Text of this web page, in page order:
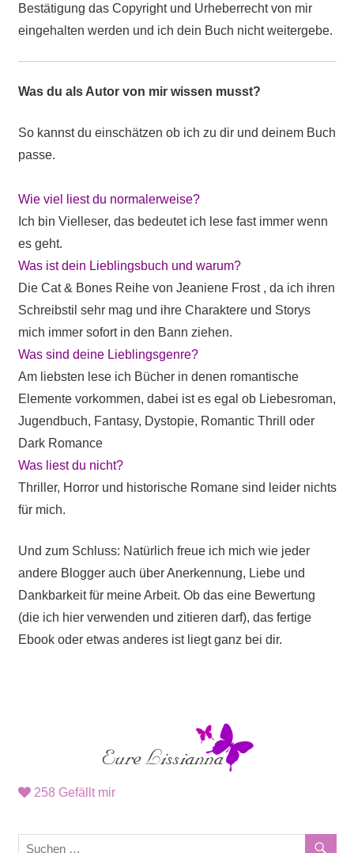
Bestätigung das Copyright und Urheberrecht von mir
eingehalten werden und ich dein Buch nicht weitergebe.
Was du als Autor von mir wissen musst?
So kannst du einschätzen ob ich zu dir und deinem Buch
passe.
Wie viel liest du normalerweise?
Ich bin Vielleser, das bedeutet ich lese fast immer wenn
es geht.
Was ist dein Lieblingsbuch und warum?
Die Cat & Bones Reihe von Jeaniene Frost , da ich ihren
Schreibstil sehr mag und ihre Charaktere und Storys
mich immer sofort in den Bann ziehen.
Was sind deine Lieblingsgenre?
Am liebsten lese ich Bücher in denen romantische
Elemente vorkommen, dabei ist es egal ob Liebesroman,
Jugendbuch, Fantasy, Dystopie, Romantic Thrill oder
Dark Romance
Was liest du nicht?
Thriller, Horror und historische Romane sind leider nichts
für mich.
Und zum Schluss: Natürlich freue ich mich wie jeder
andere Blogger auch über Anerkennung, Liebe und
Dankbarkeit für meine Arbeit. Ob das eine Bewertung
(die ich hier verwenden und zitieren darf), das fertige
Ebook oder etwas anderes ist liegt ganz bei dir.
258 Gefällt mir